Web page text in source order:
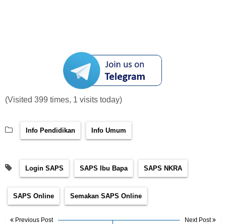
(Visited 399 times, 1 visits today)
Info Pendidikan Info Umum
Login SAPS SAPS Ibu Bapa SAPS NKRA
SAPS Online Semakan SAPS Online
Previous Post Next Post